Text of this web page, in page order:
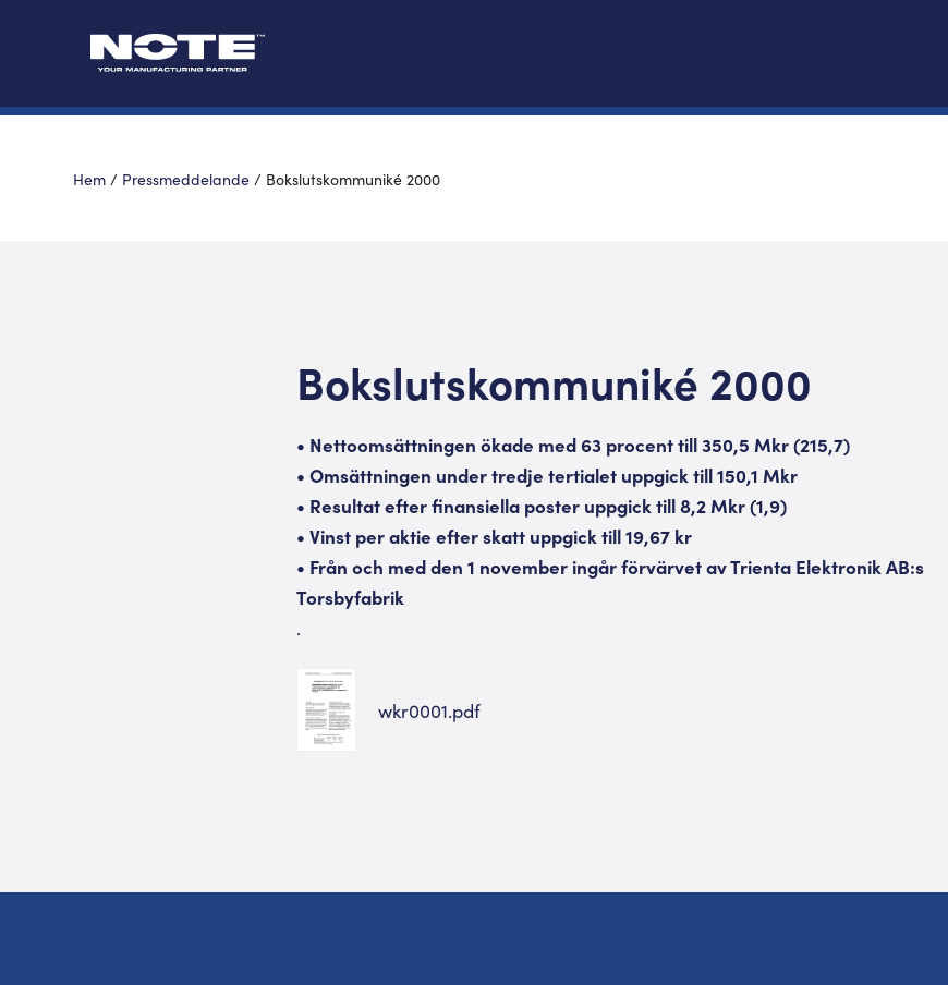
Hem / Pressmeddelande / Bokslutskommuniké 2000
Bokslutskommuniké 2000
• Nettoomsättningen ökade med 63 procent till 350,5 Mkr (215,7)
• Omsättningen under tredje tertialet uppgick till 150,1 Mkr
• Resultat efter finansiella poster uppgick till 8,2 Mkr (1,9)
• Vinst per aktie efter skatt uppgick till 19,67 kr
• Från och med den 1 november ingår förvärvet av Trienta Elektronik AB:s
Torsbyfabrik
.
wkr0001.pdf